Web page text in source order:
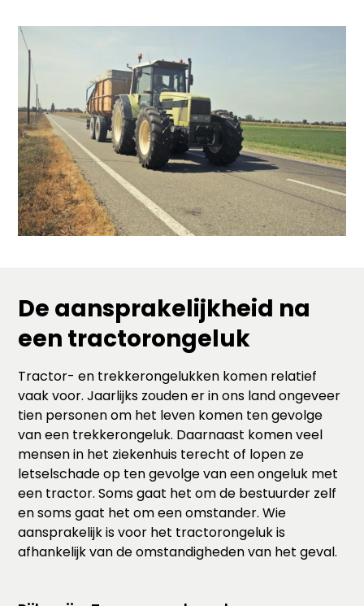
De aansprakelijkheid na
een tractorongeluk
Tractor- en trekkerongelukken komen relatief
vaak voor. Jaarlijks zouden er in ons land ongeveer
tien personen om het leven komen ten gevolge
van een trekkerongeluk. Daarnaast komen veel
mensen in het ziekenhuis terecht of lopen ze
letselschade op ten gevolge van een ongeluk met
een tractor. Soms gaat het om de bestuurder zelf
en soms gaat het om een omstander. Wie
aansprakelijk is voor het tractorongeluk is
afhankelijk van de omstandigheden van het geval.